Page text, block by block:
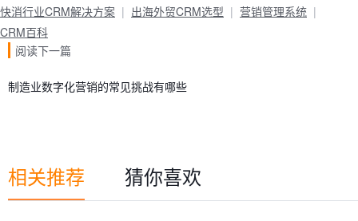
快消行业CRM解决方案
出海外贸CRM选型
营销管理系统
CRM百科
阅读下一篇
制造业数字化营销的常见挑战有哪些
相关推荐 猜你喜欢